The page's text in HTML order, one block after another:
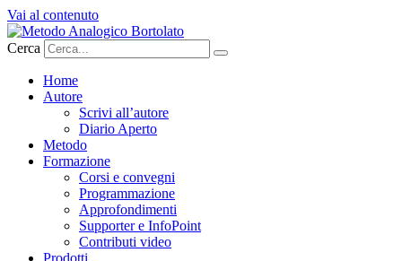
Vai al contenuto
Cerca
Home
Autore
Scrivi all’autore
Diario Aperto
Metodo
Formazione
Corsi e convegni
Programmazione
Approfondimenti
Supporter e InfoPoint
Contributi video
Prodotti